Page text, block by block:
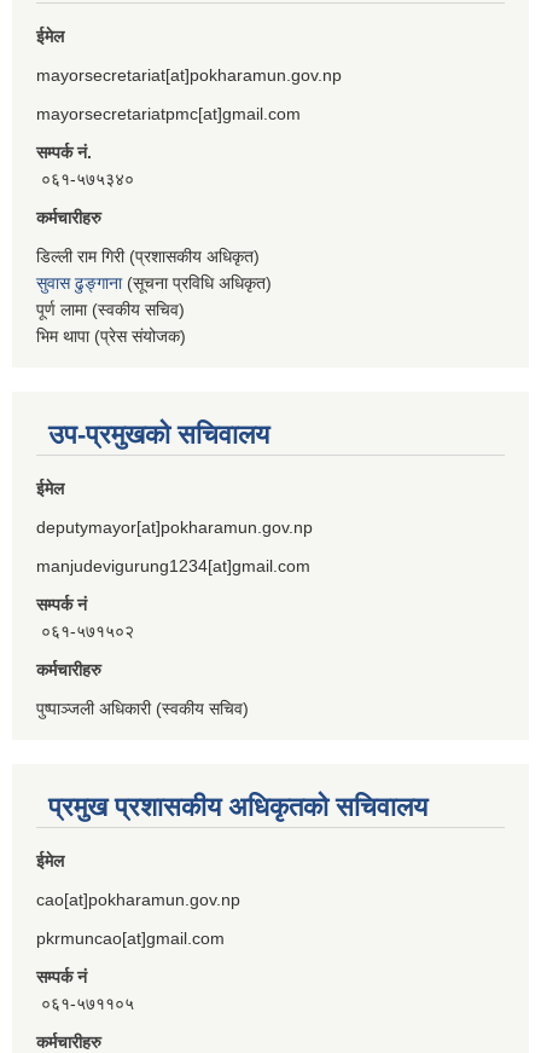
ईमेल
mayorsecretariat[at]pokharamun.gov.np
mayorsecretariatpmc[at]gmail.com
सम्पर्क नं.
०६१-५७५३४०
कर्मचारीहरु
डिल्ली राम गिरी (प्रशासकीय अधिकृत)
सुवास ढुङ्गाना(सूचना प्रविधि अधिकृत)
पूर्ण लामा (स्वकीय सचिव)
भिम थापा (प्रेस संयोजक)
उप-प्रमुखको सचिवालय
ईमेल
deputymayor[at]pokharamun.gov.np
manjudevigurung1234[at]gmail.com
सम्पर्क नं
०६१-५७१५०२
कर्मचारीहरु
पुष्पाञ्जली अधिकारी (स्वकीय सचिव)
प्रमुख प्रशासकीय अधिकृतको सचिवालय
ईमेल
cao[at]pokharamun.gov.np
pkrmuncao[at]gmail.com
सम्पर्क नं
०६१-५७११०५
कर्मचारीहरु